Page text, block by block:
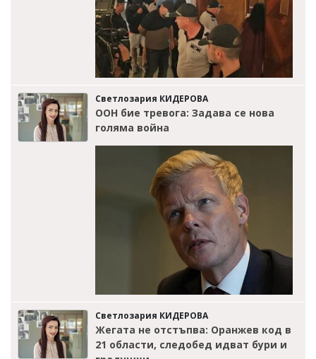
Светлозария КИДЕРОВА
ООН бие тревога: Задава се нова
голяма война
Светлозария КИДЕРОВА
Жегата не отстъпва: Оранжев код в
21 области, следобед идват бури и